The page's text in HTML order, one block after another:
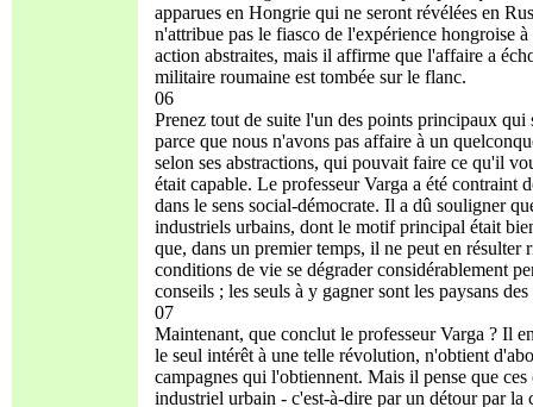
apparues en Hongrie qui ne seront révélées en
n'attribue pas le fiasco de l'expérience hongroise
action abstraites, mais il affirme que l'affaire a
militaire roumaine est tombée sur le flanc.
06
Prenez tout de suite l'un des points principaux
parce que nous n'avons pas affaire à un
selon ses abstractions, qui pouvait faire ce qu'il
était capable. Le professeur Varga a été contraint
dans le sens social-démocrate. Il a dû souligner
industriels urbains, dont le motif principal était
que, dans un premier temps, il ne peut en
conditions de vie se dégrader considérablement
conseils ; les seuls à y gagner sont les paysans
07
Maintenant, que conclut le professeur Varga ? Il
le seul intérêt à une telle révolution, n'obtient
campagnes qui l'obtiennent. Mais il pense que
industriel urbain - c'est-à-dire par un détour par la